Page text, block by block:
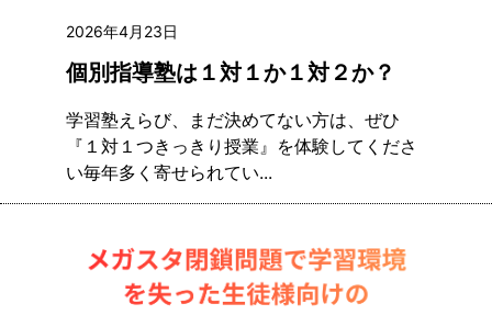
2026年4月23日
個別指導塾は１対１か１対２か？
学習塾えらび、まだ決めてない方は、ぜひ
『１対１つきっきり授業』を体験してくださ
い毎年多く寄せられてい...